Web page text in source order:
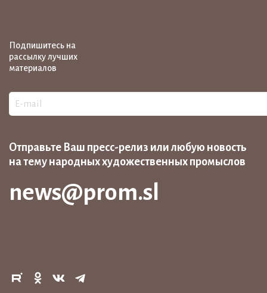
Подпишитесь на
рассылку лучших
материалов
Отправьте Ваш пресс-релиз или любую новость
на тему народных художественных промыслов
news@prom.sl